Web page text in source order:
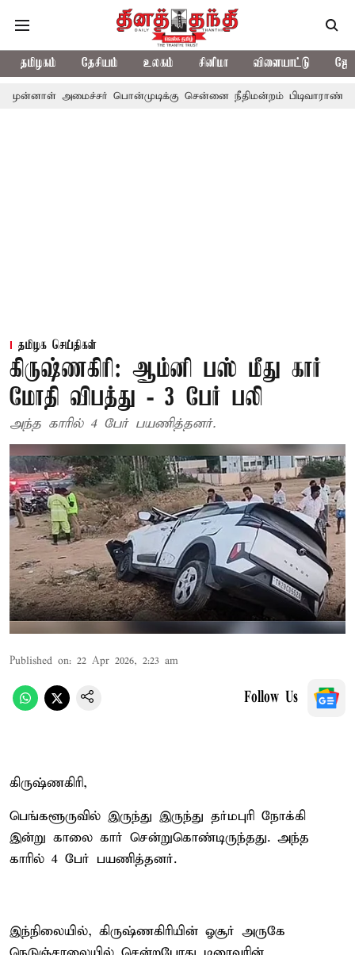
தமிழகம் தேசியம் உலகம் சினிமா விளையாட்டு
பொன்முடிக்கு சென்னை நீதிமன்றம் பிடிவாராண்ட்
தமிழக செய்திகள்
கிருஷ்ணகிரி: ஆம்னி பஸ் மீது கார்
மோதி விபத்து - 3 பேர் பலி
அந்த காரில் 4 பேர் பயணித்தனர்.
Published on: 22 Apr 2026, 2:23 am
Follow Us
கிருஷ்ணகிரி,
பெங்களூருவில் இருந்து இருந்து தர்மபுரி நோக்கி
இன்று காலை கார் சென்றுகொண்டிருந்தது. அந்த
காரில் 4 பேர் பயணித்தனர்.
இந்நிலையில், கிருஷ்ணகிரியின் ஓசூர் அருகே